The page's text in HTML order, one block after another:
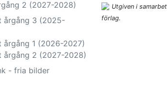
2 (2027-2028)
årgång 3 (2025-
årgång 1 (2026-2027)
årgång 2 (2027-2028)
- fria bilder
Utgiven i
förlag.